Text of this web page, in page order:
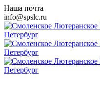
Наша почта
info@spslc.ru